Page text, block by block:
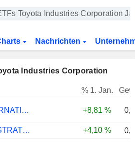
Toyota Industries Corporation
Nachrichten
Industries Corporation
% 1. Jan.
VANGUARD INTERNATIONAL EQUITY INDEX FUNDS - VANGUARD FTSE ALL-WORLD EX-US ETF +8,81 %
VANGUARD LIFESTRATEGY 40% EQUITY UCITS ETF - DISTRIBUTING - EUR +4,10 %